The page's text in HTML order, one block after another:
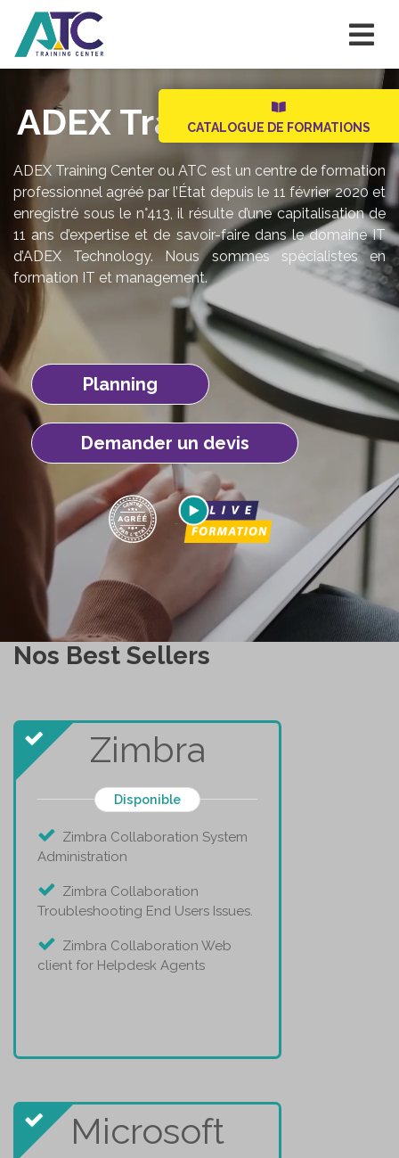
CATALOGUE DE FORMATIONS
ADEX Training Center
ADEX Training Center ou ATC est un centre de formation
professionnel agréé par l’État depuis le 11 février 2020 et
enregistré sous le n°413, il résulte d’une capitalisation de
11 ans d’expertise et de savoir-faire dans le domaine IT
d’ADEX Technology. Nous sommes spécialistes en
formation IT et management.
Planning
Demander un devis
Nos Best Sellers
Zimbra
Disponible
Zimbra Collaboration System
Administration
Zimbra Collaboration
Troubleshooting End Users Issues.
Zimbra Collaboration Web
client for Helpdesk Agents
Microsoft